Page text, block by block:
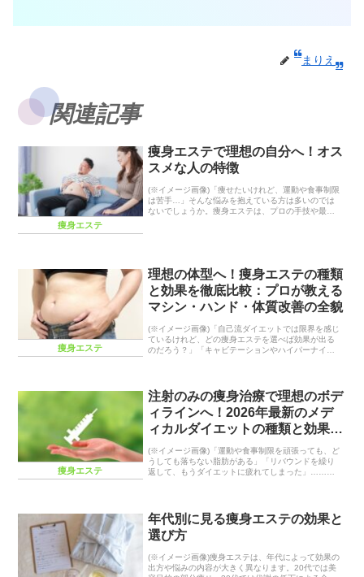
まりえ
関連記事
痩身エステ
痩身エステで理想の自分へ！オス
スメな人の特徴
(※イメージ画像)「痩せたいけれど、運動や食事制限
は苦手…」そんな悩みを抱えている方は多いのでは
ないでしょうか。痩身エステは、プロの手技や最新
痩身エステ
理想の体型へ！痩身エステの種類
と効果を徹底比較：プロが教える
マシン・ハンド・体質改善の全貌
(※イメージ画像)「自己流ダイエットでは限界を感じ
ているけれど、どの痩身エステを選べば効果が出る
のだろう？」「キャビテーションやハイパーナイフ
痩身エステ
注射のみの痩身治療で理想のボデ
ィラインへ！2026年最新のメデ
ィカルダイエットの種類と効果・
リスクを徹底解説
(※イメージ画像)「運動や食事制限を頑張っても、ど
うしても落ちない脂肪がある」「リバウンドを繰り
返して、もうダイエットに疲れてしまった」……そ
年代別に見る痩身エステの効果と
選び方
(※イメージ画像)痩身エステは、年代によって効果の
出方や悩みの内容が大きく異なります。20代では美